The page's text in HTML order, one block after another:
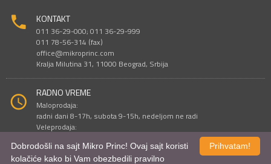
KONTAKT
011 36-29-000; 011 36-29-999
011 78-56-314 (fax)
office@mikroprinc.com
Kralja Milutina 31, 11000 Beograd, Srbija
RADNO VREME
Maloprodaja:
radni dani 8-17h, subota 9-15h, nedeljom ne radi
Veleprodaja:
Prihvatam!
Dobrodošli na sajt Mikro Princ! Ovaj sajt koristi
kolačiće kako bi Vam obezbedili pravilno